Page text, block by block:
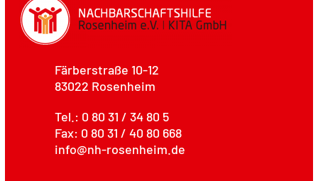
Färberstraße 10-12
83022 Rosenheim
Tel.: 0 80 31 / 34 80 5
Fax: 0 80 31 / 40 80 668
info@nh-rosenheim.de